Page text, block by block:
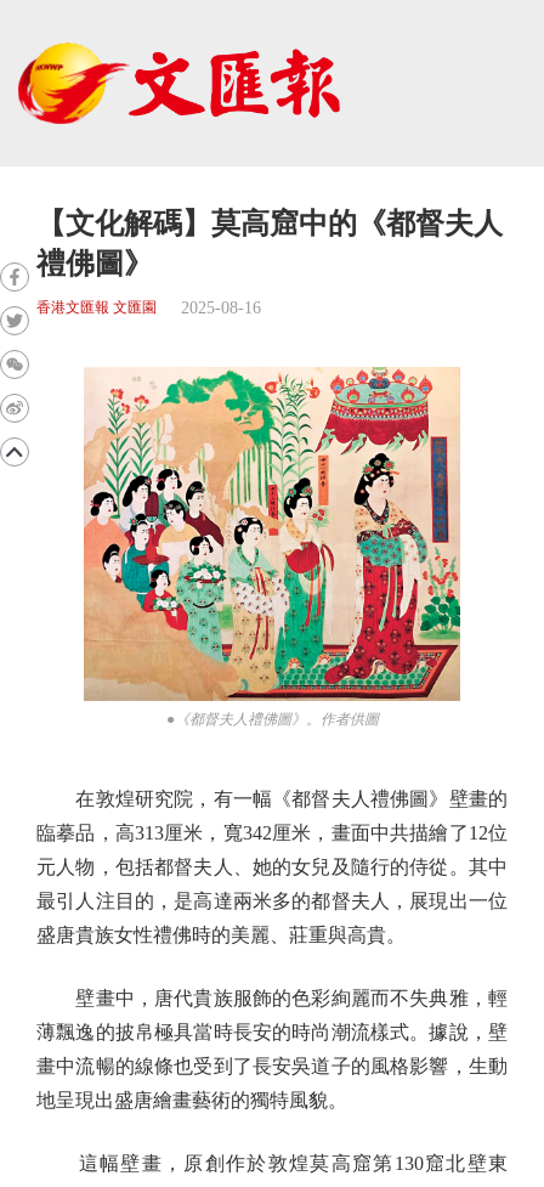
【文化解碼】莫高窟中的《都督夫人
禮佛圖》
香港文匯報 文匯園 2025-08-16
●《都督夫人禮佛圖》。作者供圖
在敦煌研究院，有一幅《都督夫人禮佛圖》壁畫的
臨摹品，高313厘米，寬342厘米，畫面中共描繪了12位
元人物，包括都督夫人、她的女兒及隨行的侍從。其中
最引人注目的，是高達兩米多的都督夫人，展現出一位
盛唐貴族女性禮佛時的美麗、莊重與高貴。
壁畫中，唐代貴族服飾的色彩絢麗而不失典雅，輕
薄飄逸的披帛極具當時長安的時尚潮流樣式。據說，壁
畫中流暢的線條也受到了長安吳道子的風格影響，生動
地呈現出盛唐繪畫藝術的獨特風貌。
這幅壁畫，原創作於敦煌莫高窟第130窟北壁東